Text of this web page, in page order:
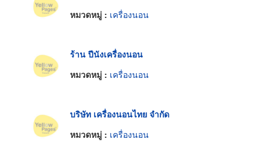
หมวดหมู่ : เครื่องนอน
ร้าน ปีนังเครื่องนอน
หมวดหมู่ : เครื่องนอน
บริษัท เครื่องนอนไทย จำกัด
หมวดหมู่ : เครื่องนอน